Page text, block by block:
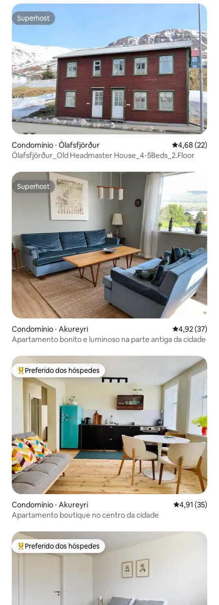
Superhost
Superhost
Condomínio ⋅ Ólafsfjörður 4,68 de uma
4,68 (22)
Ólafsfjörður_Old Headmaster House_4-5Beds_2.Floor
Superhost
Superhost
Condomínio ⋅ Akureyri 4,92 de uma
4,92 (37)
Apartamento bonito e luminoso na parte antiga da cidade
Entre os melhores preferidos dos hóspedes
Preferido dos hóspedes
Condomínio ⋅ Akureyri 4,91 de uma
4,91 (35)
Apartamento boutique no centro da cidade
Entre os melhores preferidos dos hóspedes
Preferido dos hóspedes